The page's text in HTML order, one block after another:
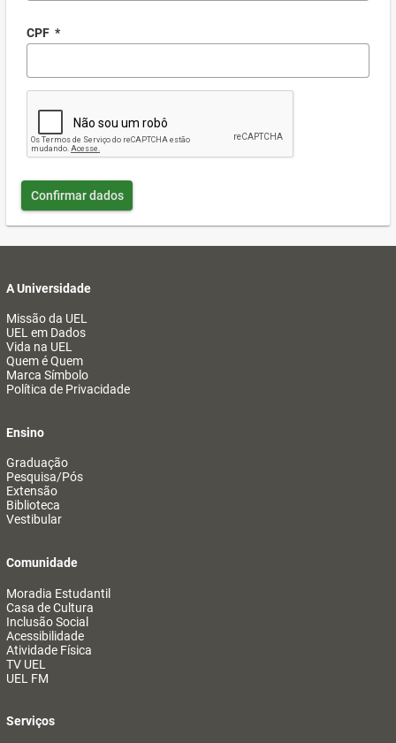
CPF *
Confirmar dados
A Universidade
Missão da UEL
UEL em Dados
Vida na UEL
Quem é Quem
Marca Símbolo
Política de Privacidade
Ensino
Graduação
Pesquisa/Pós
Extensão
Biblioteca
Vestibular
Comunidade
Moradia Estudantil
Casa de Cultura
Inclusão Social
Acessibilidade
Atividade Física
TV UEL
UEL FM
Serviços